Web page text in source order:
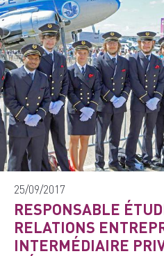
25/09/2017
RESPONSABLE
RELATIONS
INTERMÉDIAIRE